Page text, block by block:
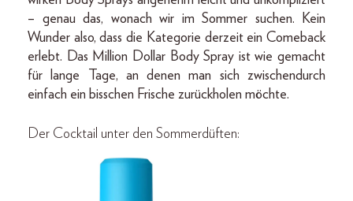
– genau das, wonach wir im Sommer suchen. Kein
Wunder also, dass die Kategorie derzeit ein Comeback
erlebt. Das Million Dollar Body Spray ist wie gemacht
für lange Tage, an denen man sich zwischendurch
einfach ein bisschen Frische zurückholen möchte.
Der Cocktail unter den Sommerdüften: